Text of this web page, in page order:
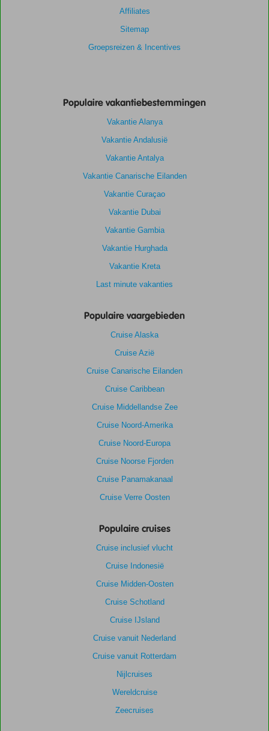
Affiliates
Sitemap
Groepsreizen & Incentives
Populaire vakantiebestemmingen
Vakantie Alanya
Vakantie Andalusië
Vakantie Antalya
Vakantie Canarische Eilanden
Vakantie Curaçao
Vakantie Dubai
Vakantie Gambia
Vakantie Hurghada
Vakantie Kreta
Last minute vakanties
Populaire vaargebieden
Cruise Alaska
Cruise Azië
Cruise Canarische Eilanden
Cruise Caribbean
Cruise Middellandse Zee
Cruise Noord-Amerika
Cruise Noord-Europa
Cruise Noorse Fjorden
Cruise Panamakanaal
Cruise Verre Oosten
Populaire cruises
Cruise inclusief vlucht
Cruise Indonesië
Cruise Midden-Oosten
Cruise Schotland
Cruise IJsland
Cruise vanuit Nederland
Cruise vanuit Rotterdam
Nijlcruises
Wereldcruise
Zeecruises